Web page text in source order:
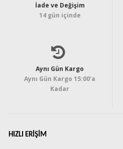
İade ve Değişim
14 gün içinde
Aynı Gün Kargo
Aynı Gün Kargo 15:00'a
Kadar
HIZLI ERIŞIM